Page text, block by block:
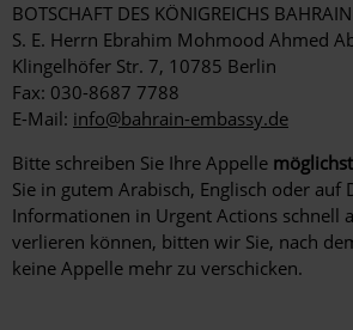
BOTSCHAFT DES KÖNIGREICHS BAHRAIN
S. E. Herrn Ebrahim Mohmood Ahmed
Klingelhöfer Str. 7, 10785 Berlin
Fax: 030-8687 7788
E-Mail: info@bahrain-embassy.de
Bitte schreiben Sie Ihre Appelle
Sie in gutem Arabisch, Englisch oder auf
Informationen in Urgent Actions schnell
verlieren können, bitten wir Sie, nach
keine Appelle mehr zu verschicken.